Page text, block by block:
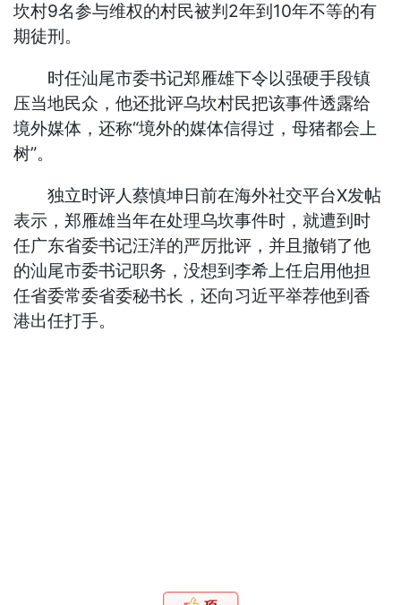
坎村9名参与维权的村民被判2年到10年不等的有
期徒刑。
时任汕尾市委书记郑雁雄下令以强硬手段镇
压当地民众，他还批评乌坎村民把该事件透露给
境外媒体，还称“境外的媒体信得过，母猪都会上
树”。
独立时评人蔡慎坤日前在海外社交平台X发帖
表示，郑雁雄当年在处理乌坎事件时，就遭到时
任广东省委书记汪洋的严厉批评，并且撤销了他
的汕尾市委书记职务，没想到李希上任启用他担
任省委常委省委秘书长，还向习近平举荐他到香
港出任打手。